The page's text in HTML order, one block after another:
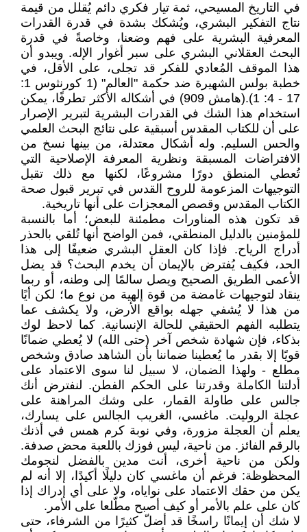
في التاريخ المسيحي، ثمة تيار فكري دائم يُقلل من قيمة
نتاج التفكير البشري، ويُشكك بشدة في قدرة القدرات
المعرفية البشرية على فهم وضعنا، وخاصةً في قدرة
البحث العقلاني البشري على سبر أغوار الإله. ويبدو أن
هذا الموقف المُعادي للفكر قد تجلى، على الأقل، في
خطبة بولس الشهيرة ضد حكمة "العالم" (1 كورنثوس 1:
17 - 4: 1).(هامش 909) في أشكاله الأكثر تطرفًا، يمكن
استخدام هذا الشك في القدرات البشرية لتبرير الإصرار
على أن للكتاب المقدس أسبقية على نتائج البحث العلمي
والحس السليم. وله أشكال معتدلة، من بينها نسخ من
الافتراضات المسبقة ونظرية المعرفة الإصلاحية التي
تُعطي المنطق دورًا مشروعًا، لكنها مع ذلك تقبل
التوجيهات المزعومة للروح القدس في تبرير قبول صحة
الكتاب المقدس وقصص المعجزات على أنها تاريخية.
قد تكون هذه المناورات مطمئنة للبعض؛ أما بالنسبة
للمؤمنين بالدليل المنطقي، فمن الواضح أنها تُلقي بالحذر
أدراج الرياح. فإذا كان العقل البشري ضعيفًا إلى هذا
الحد، فكيف يُفترض بالإيمان أن يخدم البحث؟ قد يضل
الأعمى الطريق الصحيح ويصل سالمًا إلى وطنه، أو ربما
ينقاد لتوجيهات غامضة من قوة إلهية من نوع ما؛ لكن أيًا
من هذا لا يُشفي جهله بواقع الأرض، ولا يكشف عما
يتطلبه الفهم الحقيقي للحالة الإنسانية. كما لاحظ لوك
بذكاء، فإن شهادة شخص آخر (حتى الله) لا يُعطي ضمانًا
قويًا إلا بقدر ما يُعطينا ضماننا بأن الشاهد صادق وشخص
مطلع - ولهذا الضمان، لا سبيل لنا سوى الاعتماد على
أدلتنا الكاملة وقدرتنا على الحكم الفطن. لنفترض أنك
جالس على طاولة القمار، على وشك المراهنة على
عجلة الروليت. ماغسي، الغريب الجالس على يسارك،
يعلم أن العجلة مزورة، وفي نوبة كرم همس في أذنك
بالرقم الفائز. من ناحية، ليس فوزك باللعبة محض صدفة.
ولكن من ناحية أخرى، أنت مدين بالفضل لنجومك
المحظوظة: فرغم أن ماغسي كان دليلًا أكيدًا، إلا أنه لم
يكن من حقك الاعتماد على نواياه، ولا على أي إدراك إذا
كان على علم بالأمر أو كيف أصبح مطّلعا على الأمر.
لا شك أن إيمانًا راسخًا قد أضلّ كثيرًا من الشرفاء، حتى